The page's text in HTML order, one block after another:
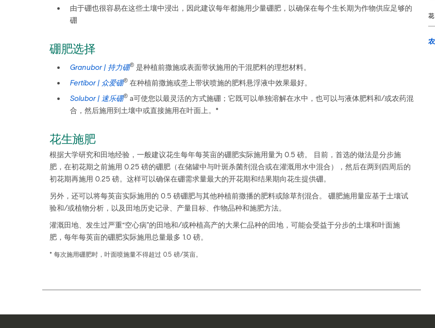
由于硼也很容易在这些土壤中浸出，因此建议每年都施用少量硼肥，以确保在每个生长期为作物供应足够的
硼
硼肥选择
Granubor | 持力硼® 是种植前撒施或表面带状施用的干混肥料的理想材料。
Fertibor | 众爱硼® 在种植前撒施或垄上带状喷施的肥料悬浮液中效果最好。
Solubor | 速乐硼® a可使您以最灵活的方式施硼；它既可以单独溶解在水中，也可以与液体肥料和/或农药混
合，然后施用到土壤中或直接施用在叶面上。*
花生施肥
根据大学研究和田地经验，一般建议花生每年每英亩的硼肥实际施用量为 0.5 磅。 目前，首选的做法是分步施
肥，在初花期之前施用 0.25 磅的硼肥（在储罐中与叶斑杀菌剂混合或在灌溉用水中混合），然后在两到四周后的
初花期再施用 0.25 磅。这样可以确保在硼需求量最大的开花期和结果期向花生提供硼。
另外，还可以将每英亩实际施用的 0.5 磅硼肥与其他种植前撒播的肥料或除草剂混合。 硼肥施用量应基于土壤试
验和/或植物分析，以及田地历史记录、产量目标、作物品种和施肥方法。
灌溉田地、发生过严重“空心病”的田地和/或种植高产的大果仁品种的田地，可能会受益于分步的土壤和叶面施
肥，每年每英亩的硼肥实际施用总量最多 1.0 磅。
* 每次施用硼肥时，叶面喷施量不得超过 0.5 磅/英亩。